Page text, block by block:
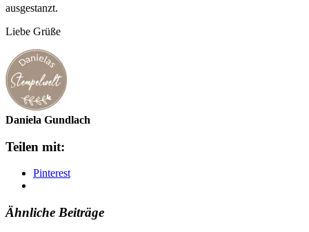
ausgestanzt.
Liebe Grüße
Daniela Gundlach
Teilen mit:
Pinterest
Ähnliche Beiträge